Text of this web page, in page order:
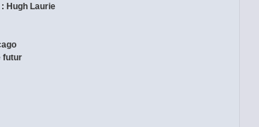
Hugh Laurie
futur